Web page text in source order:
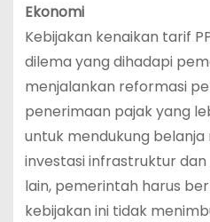
Ekonomi
Kebijakan kenaikan tarif
dilema yang dihadapi
menjalankan reformasi
penerimaan pajak yang
untuk mendukung
investasi infrastruktur dan
lain, pemerintah harus
kebijakan ini tidak